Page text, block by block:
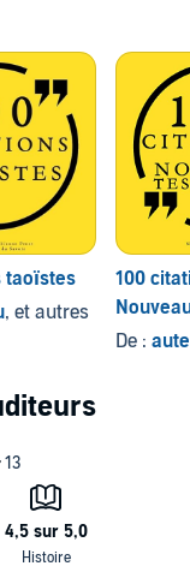
taoïstes
, et autres
100
De :